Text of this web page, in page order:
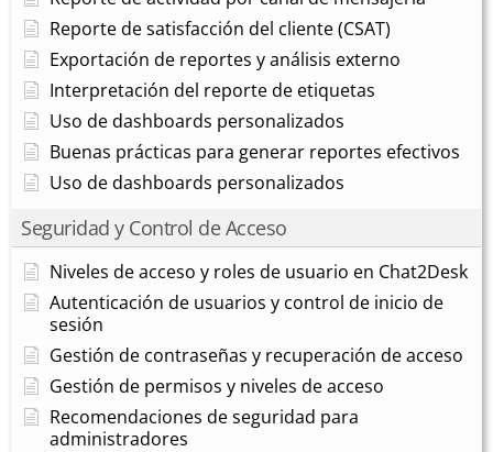
Reporte de satisfacción del cliente (CSAT)
Exportación de reportes y análisis externo
Interpretación del reporte de etiquetas
Uso de dashboards personalizados
Buenas prácticas para generar reportes efectivos
Uso de dashboards personalizados
Seguridad y Control de Acceso
Niveles de acceso y roles de usuario en Chat2Desk
Autenticación de usuarios y control de inicio de
sesión
Gestión de contraseñas y recuperación de acceso
Gestión de permisos y niveles de acceso
Recomendaciones de seguridad para
administradores